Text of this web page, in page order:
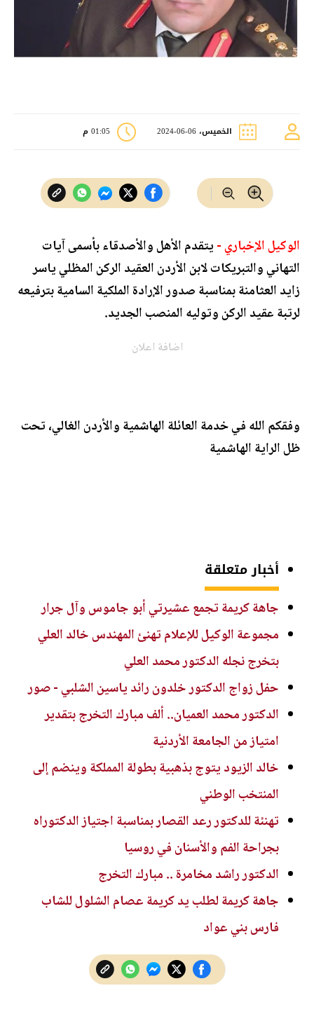
الخميس، 06-06-2024 01:05 م
الوكيل الإخباري -يتقدم الأهل والأصدقاء بأسمى آيات
التهاني والتبريكات لابن الأردن العقيد الركن المظلي ياسر
زايد العثامنة بمناسبة صدور الإرادة الملكية السامية بترفيعه
لرتبة عقيد الركن وتوليه المنصب الجديد.
اضافة اعلان
وفقكم الله في خدمة العائلة الهاشمية والأردن الغالي، تحت
ظل الراية الهاشمية
أخبار متعلقة
جاهة كريمة تجمع عشيرتي أبو جاموس وآل جرار
مجموعة الوكيل للإعلام تهنئ المهندس خالد العلي
بتخرج نجله الدكتور محمد العلي
حفل زواج الدكتور خلدون رائد ياسين الشلبي - صور
الدكتور محمد العميان.. ألف مبارك التخرج بتقدير
امتياز من الجامعة الأردنية
خالد الزيود يتوج بذهبية بطولة المملكة وينضم إلى
المنتخب الوطني
تهنئة للدكتور رعد القصار بمناسبة اجتياز الدكتوراه
بجراحة الفم والأسنان في روسيا
الدكتور راشد مخامرة .. مبارك التخرج
جاهة كريمة لطلب يد كريمة عصام الشلول للشاب
فارس بني عواد